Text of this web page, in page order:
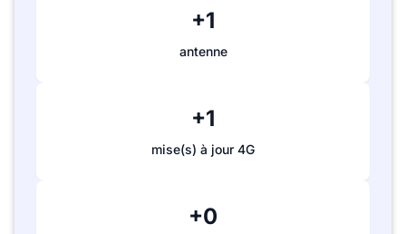
+1
antenne
+1
mise(s) à jour 4G
+0